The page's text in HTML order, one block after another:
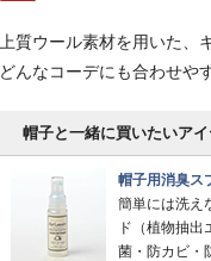
上質ウール素材を用いた、
どんなコーデにも合わせや
帽子と一緒に買いたいアイ
帽子用消臭ス
簡単には洗え
ド（植物抽
菌・防カビ・